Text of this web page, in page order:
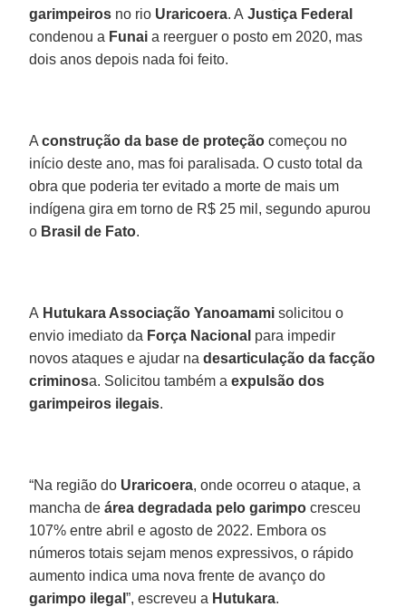
garimpeiros no rio Uraricoera. A Justiça Federal
condenou a Funai a reerguer o posto em 2020, mas
dois anos depois nada foi feito.
Aconstrução da base de proteção começou no
início deste ano, mas foi paralisada. O custo total da
obra que poderia ter evitado a morte de mais um
indígena gira em torno de R$ 25 mil, segundo apurou
o Brasil de Fato.
A Hutukara Associação Yanoamami solicitou o
envio imediato da Força Nacional para impedir
novos ataques e ajudar nadesarticulação da facção
criminosa. Solicitou também aexpulsão dos
garimpeiros ilegais.
“Na região do Uraricoera, onde ocorreu o ataque, a
mancha de área degradada pelo garimpo cresceu
107% entre abril e agosto de 2022. Embora os
números totais sejam menos expressivos, o rápido
aumento indica uma nova frente de avanço do
garimpo ilegal”, escreveu a Hutukara.